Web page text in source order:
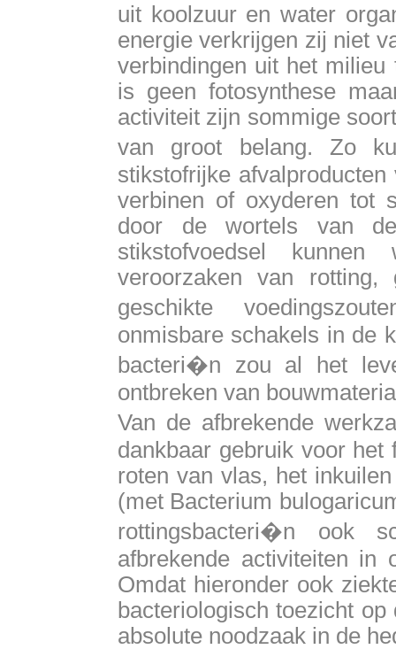
uit koolzuur en water
energie verkrijgen zij niet
verbindingen uit het
is geen fotosynthese
activiteit zijn sommige
van groot belang. Zo
stikstofrijke
verbinen of oxyderen tot
door de wortels van
stikstofvoedsel
veroorzaken van
geschikte
onmisbare schakels in de
bacteri�n zou al het
ontbreken van
Van de afbrekende
dankbaar gebruik voor het
roten van vlas, het
(met Bacterium
rottingsbacteri�n ook
afbrekende activiteiten in
Omdat hieronder ook
bacteriologisch toezicht
absolute noodzaak in de